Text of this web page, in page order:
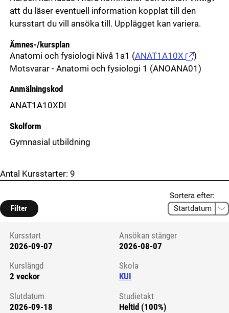
att du läser eventuell information kopplat till den
kursstart du vill ansöka till. Upplägget kan variera.
Ämnes-/kursplan
Anatomi och fysiologi Nivå 1a1 (ANAT1A10X
)
Motsvarar - Anatomi och fysiologi 1 (ANOANA01)
Anmälningskod
ANAT1A10XDI
Skolform
Gymnasial utbildning
Antal Kursstarter: 9
Filter
Sortera efter:
Kursstart 6264721
Kursstart
2026-09-07
Ansökan stänger
2026-08-07
Kurslängd
2 veckor
Skola
KUI
Slutdatum
2026-09-18
Studietakt
Heltid (100%)